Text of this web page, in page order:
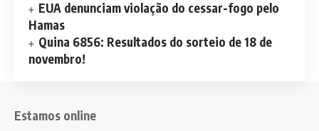
EUA denunciam violação do cessar-fogo pelo
Hamas
Quina 6856: Resultados do sorteio de 18 de
novembro!
Estamos online